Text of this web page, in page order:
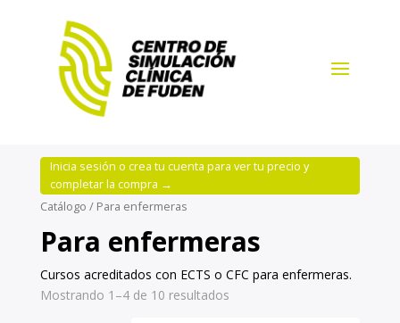
Catálogo / Para enfermeras
Para enfermeras
Cursos acreditados con ECTS o CFC para enfermeras.
Inicia sesión o crea tu cuenta para ver tu precio y
completar la compra →
Mostrando 1–4 de 10 resultados